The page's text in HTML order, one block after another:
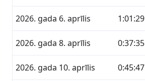
2026. gada 6. aprīlis 1:01:29
2026. gada 8. aprīlis 0:37:35
2026. gada 10. aprīlis 0:45:47